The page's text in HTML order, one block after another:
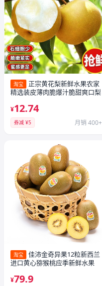
淘宝
正宗黄花梨新鲜水果农家
精选装皮薄肉脆爆汁脆甜爽口梨
¥12.74
券减 ¥5 月销 400+
淘宝
佳沛金奇异果12粒新西兰
进口黄心猕猴桃应季新鲜水果
¥79.9